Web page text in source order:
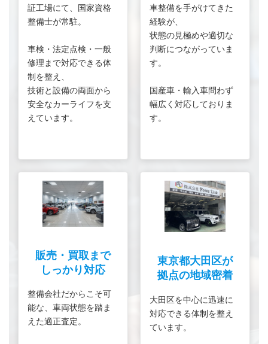
証工場にて、国家資格
整備士が常駐。
車検・法定点検・一般
修理まで対応できる体
制を整え、
技術と設備の両面から
安全なカーライフを支
えています。
車整備を手がけてきた
経験が、
状態の見極めや適切な
判断につながっていま
す。
国産車・輸入車問わず
幅広く対応しておりま
す。
販売・買取まで
しっかり対応
整備会社だからこそ可
能な、車両状態を踏ま
えた適正査定。
東京都大田区が
拠点の地域密着
大田区を中心に迅速に
対応できる体制を整え
ています。